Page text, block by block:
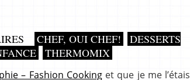
CHEF, OUI CHEF!
DESSERTS
THERMOMIX
– Fashion Cookinget que je me l’étais